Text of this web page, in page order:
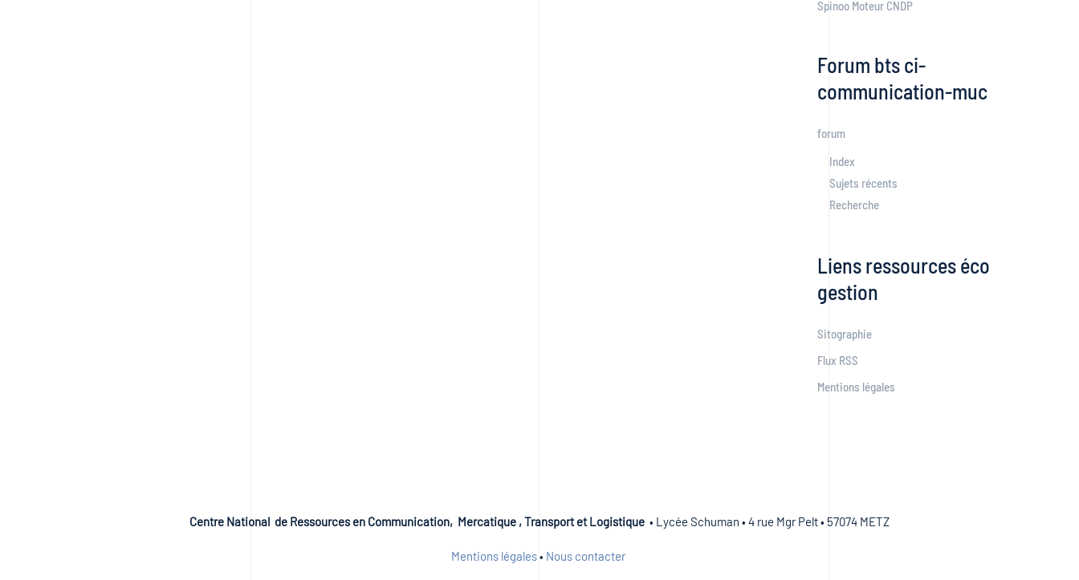
Spinoo Moteur CNDP
Forum bts ci-
communication-muc
forum
Index
Sujets récents
Recherche
Liens ressources éco
gestion
Sitographie
Flux RSS
Mentions légales
Centre National de Ressources en Communication, Mercatique , Transport et Logistique • Lycée Schuman • 4 rue Mgr Pelt • 57074 METZ
Mentions légales• Nous contacter